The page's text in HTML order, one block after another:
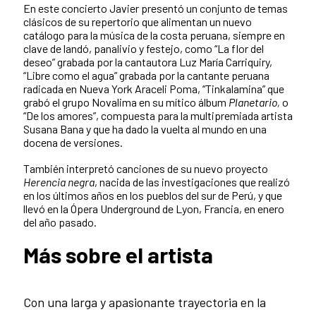
En este concierto Javier presentó un conjunto de temas
clásicos de su repertorio que alimentan un nuevo
catálogo para la música de la costa peruana, siempre en
clave de landó, panalivio y festejo, como “La flor del
deseo” grabada por la cantautora Luz María Carriquiry,
“Libre como el agua” grabada por la cantante peruana
radicada en Nueva York Araceli Poma, “Tinkalamina” que
grabó el grupo Novalima en su mítico álbum Planetario, o
“De los amores”, compuesta para la multipremiada artista
Susana Bana y que ha dado la vuelta al mundo en una
docena de versiones.
También interpretó canciones de su nuevo proyecto
Herencia negra, nacida de las investigaciones que realizó
en los últimos años en los pueblos del sur de Perú, y que
llevó en la Ópera Underground de Lyon, Francia, en enero
del año pasado.
Más sobre el artista
Con una larga y apasionante trayectoria en la